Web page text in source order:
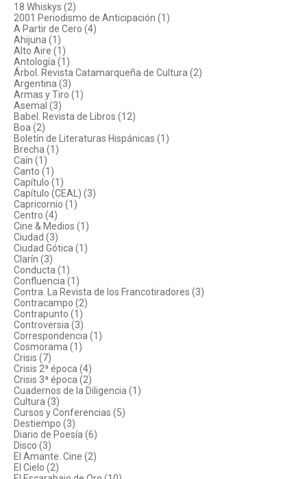
18 Whiskys (2)
2001 Periodismo de Anticipación (1)
A Partir de Cero (4)
Ahijuna (1)
Alto Aire (1)
Antología (1)
Árbol. Revista Catamarqueña de Cultura (2)
Argentina (3)
Armas y Tiro (1)
Asemal (3)
Babel. Revista de Libros (12)
Boa (2)
Boletín de Literaturas Hispánicas (1)
Brecha (1)
Caín (1)
Canto (1)
Capítulo (1)
Capítulo (CEAL) (3)
Capricornio (1)
Centro (4)
Cine & Medios (1)
Ciudad (3)
Ciudad Gótica (1)
Clarín (3)
Conducta (1)
Confluencia (1)
Contra. La Revista de los Francotiradores (3)
Contracampo (2)
Contrapunto (1)
Controversia (3)
Correspondencia (1)
Cosmorama (1)
Crisis (7)
Crisis 2ª época (4)
Crisis 3ª época (2)
Cuadernos de la Diligencia (1)
Cultura (3)
Cursos y Conferencias (5)
Destiempo (3)
Diario de Poesía (6)
Disco (3)
El Amante. Cine (2)
El Cielo (2)